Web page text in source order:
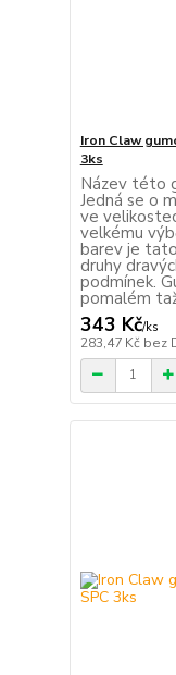
Iron Claw
3ks
Název této
Jedná se o
ve
velkému
barev je
druhy
podmínek.
pomalém
343 Kč/ks
283,47 Kč bez